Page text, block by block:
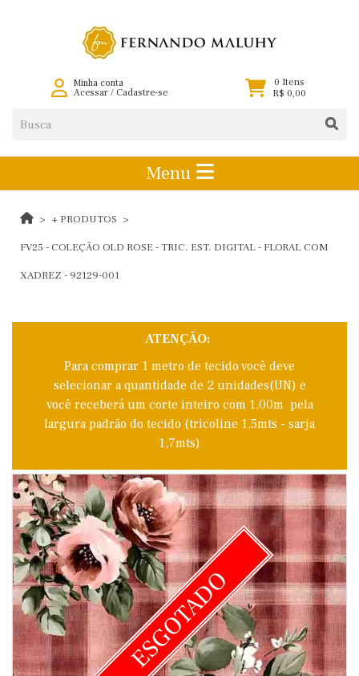
Minha conta
Acessar/ Cadastre-se
0 Itens
R$ 0,00
Menu
+ PRODUTOS
FV25 - COLEÇÃO OLD ROSE - TRIC. EST. DIGITAL - FLORAL COM
XADREZ - 92129-001
ATENÇÃO:
Para comprar 1 metro de tecido você deve
selecionar a quantidade de 2 unidades(UN) e
você receberá um corte inteiro com 1,00m pela
largura padrão do tecido (tricoline 1,5mts - sarja
1,7mts)
ESGOTADO